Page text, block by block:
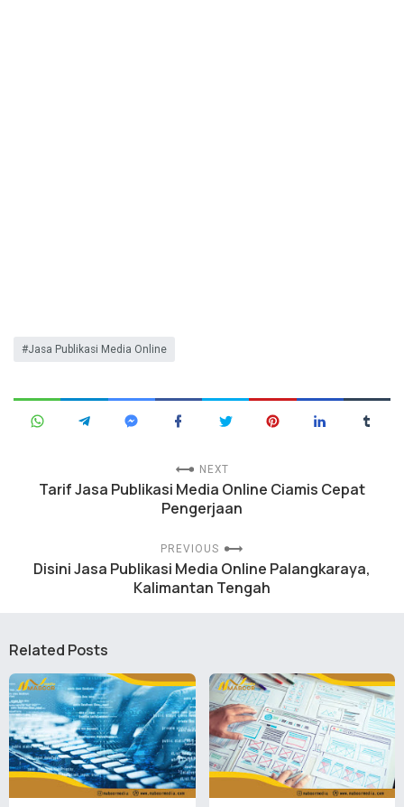
Jasa Publikasi Media Online
NEXT
Tarif Jasa Publikasi Media Online Ciamis Cepat
Pengerjaan
PREVIOUS
Disini Jasa Publikasi Media Online Palangkaraya,
Kalimantan Tengah
Related Posts